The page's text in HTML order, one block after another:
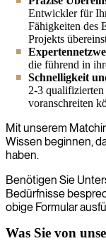
Entwickler für
Fähigkeiten des
Projekts
die führend in
Schnelligkeit
2-3 qualifizierten
voranschreiten
Mit unserem
Wissen beginnen,
haben.
Benötigen Sie
Bedürfnisse
obige Formular
Was Sie von